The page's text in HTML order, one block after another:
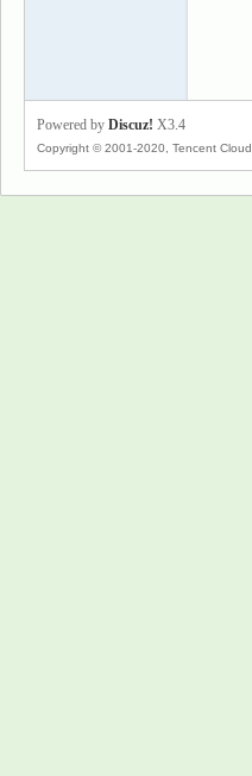
Powered by Discuz! X3.4
Copyright © 2001-2020, Tencent Cloud.